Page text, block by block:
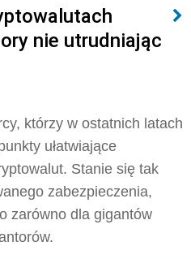
nie utrudniając
którzy w ostatnich latach
ułatwiające
Stanie się tak
zabezpieczenia,
zarówno dla gigantów